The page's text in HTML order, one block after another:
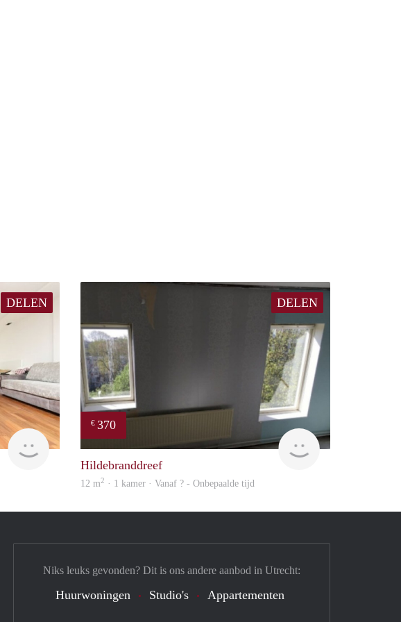
DELEN
finder
DELEN
€ 370
Woning
Hildebranddreef
12 m2 · 1 kamer · Vanaf ? - Onbepaalde tijd
Niks leuks gevonden? Dit is ons andere aanbod in Utrecht:
Huurwoningen Studio's Appartementen